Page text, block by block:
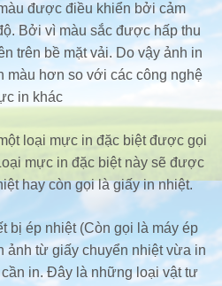
được điều khiển bởi cảm
Bởi vì màu sắc được hấp thu
trên bề mặt vải. Do vậy ảnh in
màu hơn so với các công nghệ
in khác
loại mực in đặc biệt được gọi
mực in đặc biệt này sẽ được
hay còn gọi là giấy in nhiệt.
bị ép nhiệt (Còn gọi là máy ép
ảnh từ giấy chuyển nhiệt vừa in
in. Đây là những loại vật tư